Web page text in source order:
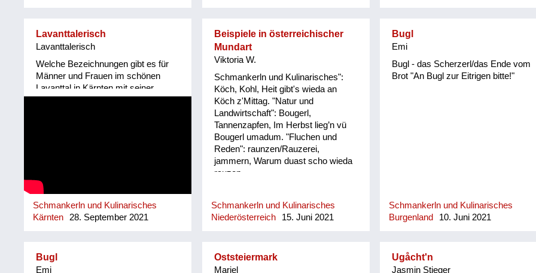
frischen grean Salåt ghåwt håm.
Lavanttalerisch
Lavanttalerisch
Welche Bezeichnungen gibt es für
Männer und Frauen im schönen
Lavanttal in Kärnten mit seiner
Schmankerln und Kulinarisches
Kärnten
28. September 2021
Beispiele in österreichischer
Mundart
Viktoria W.
Schmankerln und Kulinarisches":
Köch, Kohl, Heit gibt's wieda an
Köch z'Mittag. "Natur und
Landwirtschaft": Bougerl,
Tannenzapfen, Im Herbst lieg’n vü
Bougerl umadum. "Fluchen und
Reden": raunzen/Rauzerei,
jammern, Warum duast scho wieda
rauzen.
Schmankerln und Kulinarisches
Niederösterreich
15. Juni 2021
Bugl
Emi
Bugl - das Scherzerl/das Ende vom
Brot "An Bugl zur Eitrigen bitte!"
Schmankerln und Kulinarisches
Burgenland
10. Juni 2021
Bugl
Emi
Oststeiermark
Mariel
Ugåcht'n
Jasmin Stieger